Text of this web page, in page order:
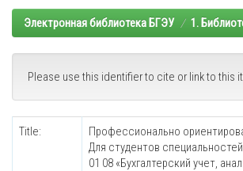
Электронная библиотека БГЭУ 1.
Please use this identifier to cite or link to this
Title:
Профессионально
Для студентов
01 08 «Бухгалтерский учет,